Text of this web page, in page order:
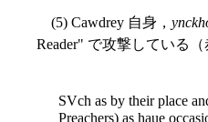
(5) Cawdrey 自身，
Reader" で攻撃している（
SVch as by their place
Preachers) as haue